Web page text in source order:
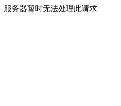
服务器暂时无法处理此请求